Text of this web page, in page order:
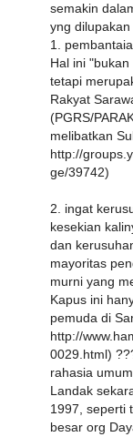
semakin
yng dilupakan
1.
Hal ini
tetapi
Rakyat
(PGRS/
melibatkan
http://
ge/39742)
2. ingat
kesekian
dan
mayoritas
murni yang
Kapus ini
pemuda di
http://
0029.html)
rahasia
Landak
1997, seperti
besar org